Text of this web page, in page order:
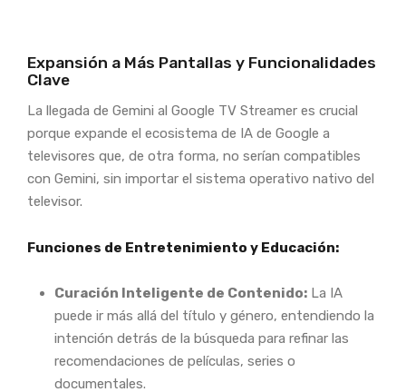
Expansión a Más Pantallas y Funcionalidades
Clave
La llegada de Gemini al Google TV Streamer es crucial
porque expande el ecosistema de IA de Google a
televisores que, de otra forma, no serían compatibles
con Gemini, sin importar el sistema operativo nativo del
televisor.
Funciones de Entretenimiento y Educación:
Curación Inteligente de Contenido: La IA
puede ir más allá del título y género, entendiendo la
intención detrás de la búsqueda para refinar las
recomendaciones de películas, series o
documentales.